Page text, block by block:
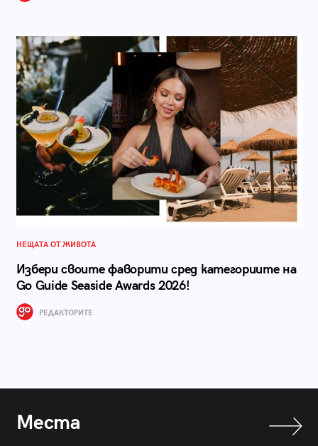
НЕЩАТА ОТ ЖИВОТА
Избери своите фаворити сред категориите на
Go Guide Seaside Awards 2026!
РЕДАКТОРИТЕ
Места